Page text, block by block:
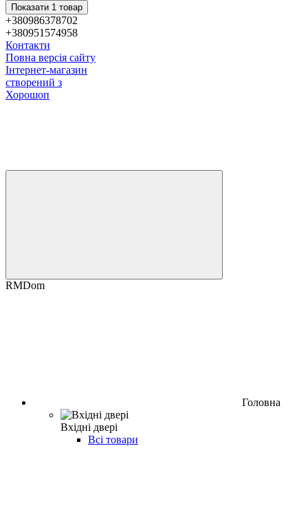
Показати 1 товар
+380986378702
+380951574958
Контакти
Повна версія сайту
Інтернет-магазин
створений з
Хорошоп
RMDom
Головна
Вхідні двері
Всі товари